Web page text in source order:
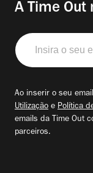
A Time Out
Insira
o
seu
Ao inserir o seu
Utilização e Política
emails da Time Out
parceiros.